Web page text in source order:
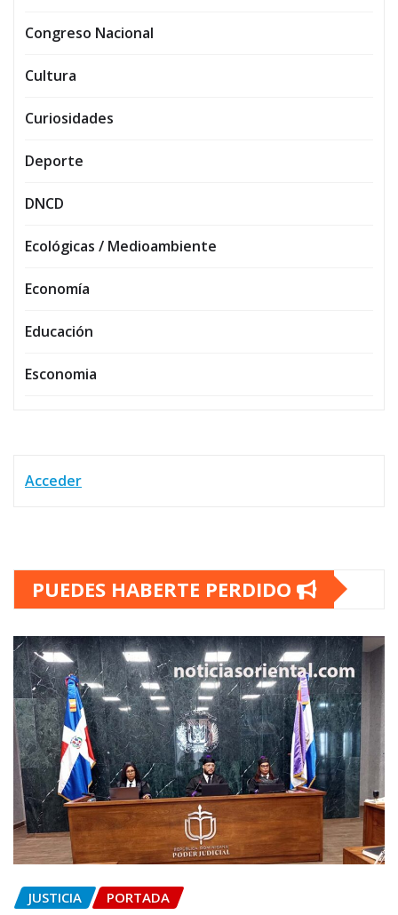
Congreso Nacional
Cultura
Curiosidades
Deporte
DNCD
Ecológicas / Medioambiente
Economía
Educación
Esconomia
Acceder
PUEDES HABERTE PERDIDO
JUSTICIA PORTADA